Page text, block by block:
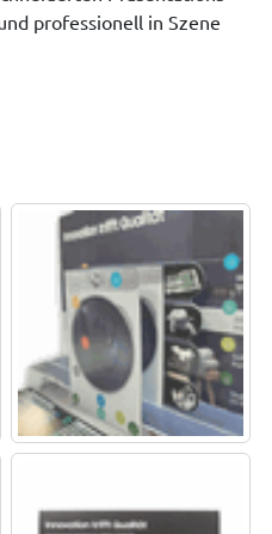
professionell in Szene